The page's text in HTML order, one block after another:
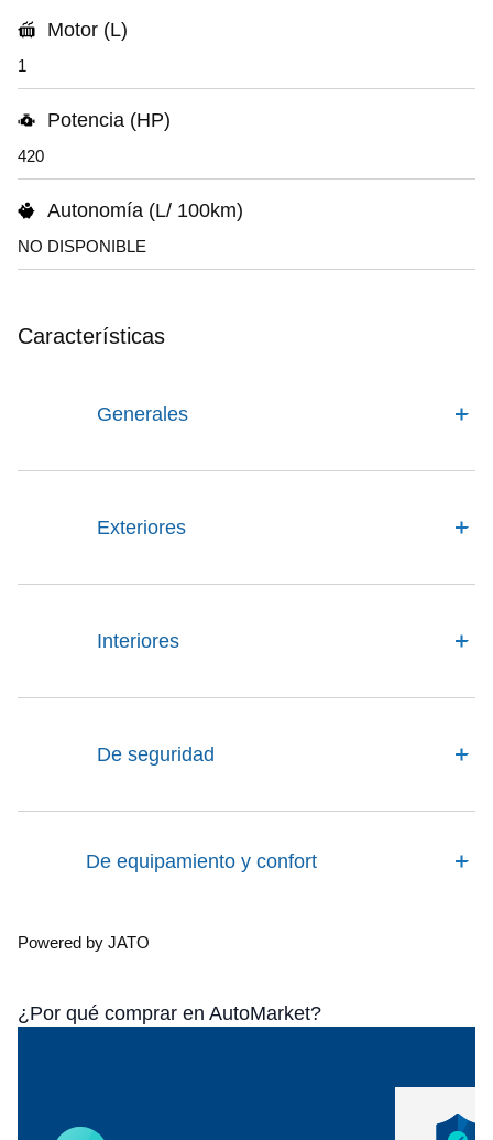
Motor (L)
1
Potencia (HP)
420
Autonomía (L/ 100km)
NO DISPONIBLE
Características
Generales
Exteriores
Interiores
De seguridad
De equipamiento y confort
Powered by JATO
¿Por qué comprar en AutoMarket?